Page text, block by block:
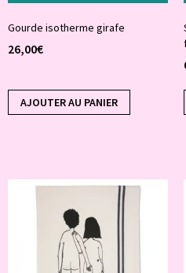
Gourde isotherme girafe
26,00€
AJOUTER AU PANIER